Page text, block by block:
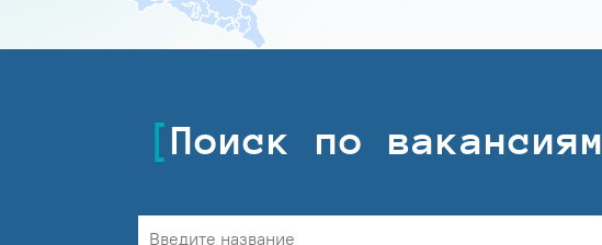
Поиск по вакансиям